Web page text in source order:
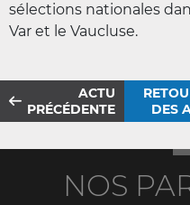
sélections nationales
Var et le Vaucluse.
ACTU
PRÉCÉDENTE
DES
NOS